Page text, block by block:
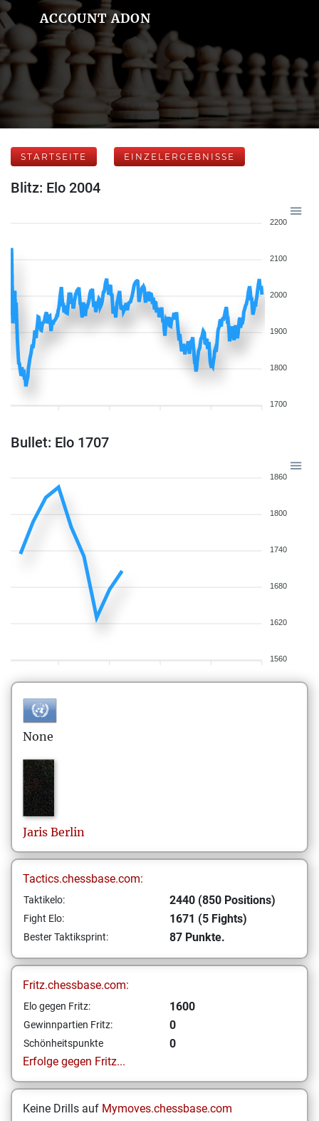
ACCOUNT ADON
STARTSEITE EINZELERGEBNISSE
Blitz: Elo 2004
2200
2100
2000
1900
1800
1700
Bullet: Elo 1707
1860
1800
1740
1680
1620
1560
None
Jaris Berlin
Tactics.chessbase.com:
Taktikelo: 2440 (850 Positions)
Fight Elo: 1671 (5 Fights)
Bester Taktiksprint: 87 Punkte.
Fritz.chessbase.com:
Elo gegen Fritz: 1600
Gewinnpartien Fritz: 0
Schönheitspunkte
0
Erfolge gegen Fritz...
Keine Drills auf Mymoves.chessbase.com